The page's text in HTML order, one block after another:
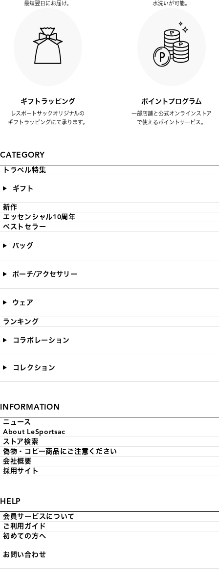
最短翌日にお届け。
水洗いが可能。
ギフトラッピング
レスポートサックオリジナルの
ギフトラッピングにて承ります。
ポイントプログラム
一部店舗と公式オンラインストア
で使えるポイントサービス。
CATEGORY
トラベル特集
ギフト
新作
エッセンシャル10周年
ベストセラー
バッグ
ポーチ/アクセサリー
ウェア
ランキング
コラボレーション
コレクション
INFORMATION
ニュース
About LeSportsac
ストア検索
偽物・コピー商品にご注意ください
会社概要
採用サイト
HELP
会員サービスについて
ご利用ガイド
初めての方へ
お問い合わせ